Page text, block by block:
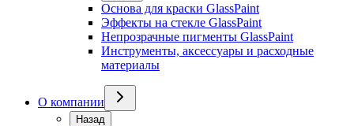
Основа для краски GlassPaint
Эффекты на стекле GlassPaint
Непрозрачные пигменты GlassPaint
Инструменты, аксессуары и расходные
материалы
О компании
Назад